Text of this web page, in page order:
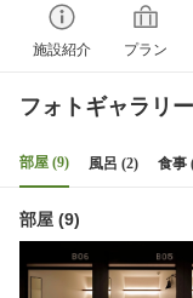
施設紹介 プラン
フォトギャラリー
部屋 (9) 風呂 (2) 食事
部屋 (9)